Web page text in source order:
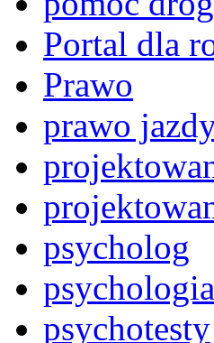
Portal dla
Prawo
prawo
psycholog
psychologia
psychotesty